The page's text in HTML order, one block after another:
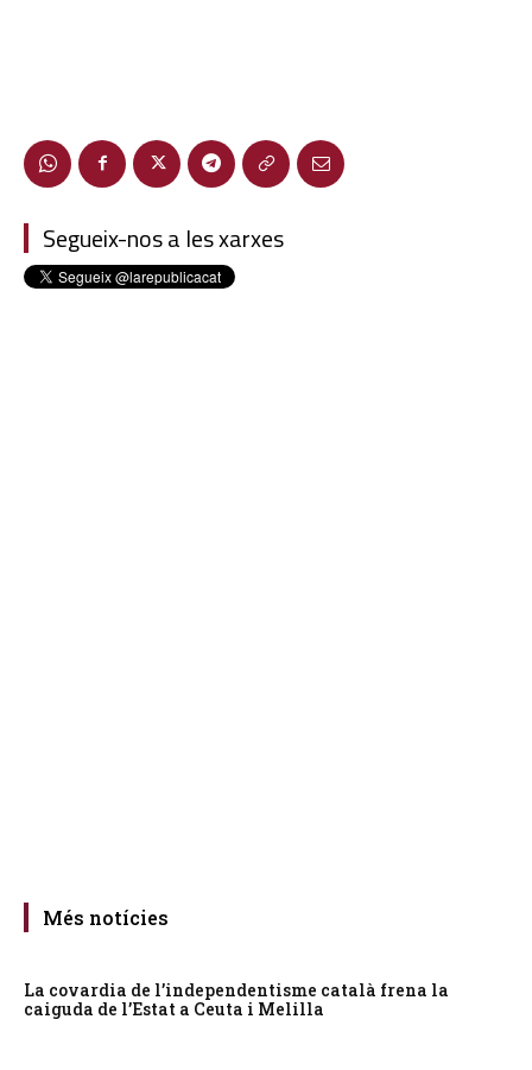
Segueix-nos a les xarxes
Més notícies
La covardia de l’independentisme català frena la
caiguda de l’Estat a Ceuta i Melilla